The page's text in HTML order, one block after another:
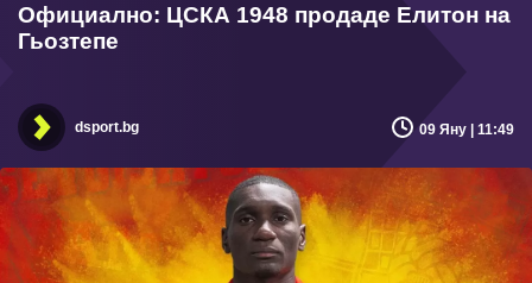
Официално: ЦСКА 1948 продаде Елитон на
Гьозтепе
dsport.bg 09 Яну | 11:49